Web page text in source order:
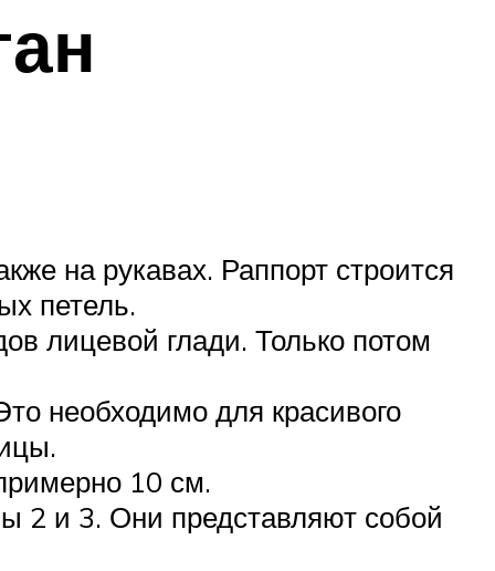
на рукавах. Раппорт строится
петель.
лицевой глади. Только потом
необходимо для красивого
10 см.
2 и 3. Они представляют собой